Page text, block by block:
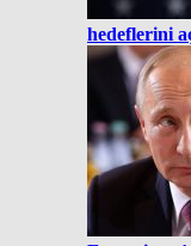
hedeflerini